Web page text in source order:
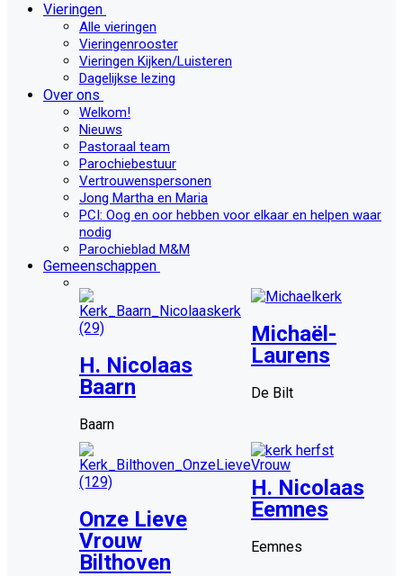
Vieringen
Alle vieringen
Vieringenrooster
Vieringen Kijken/Luisteren
Dagelijkse lezing
Over ons
Welkom!
Nieuws
Pastoraal team
Parochiebestuur
Vertrouwenspersonen
Jong Martha en Maria
PCI: Oog en oor hebben voor elkaar en helpen waar
nodig
Parochieblad M&M
Gemeenschappen
H. Nicolaas
Baarn
Baarn
Michaël-
Laurens
De Bilt
Onze Lieve
Vrouw
Bilthoven
H. Nicolaas
Eemnes
Eemnes